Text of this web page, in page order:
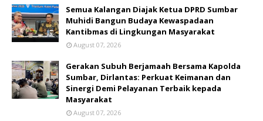
Semua Kalangan Diajak Ketua DPRD Sumbar
Muhidi Bangun Budaya Kewaspadaan
Kantibmas di Lingkungan Masyarakat
August 07, 2026
Gerakan Subuh Berjamaah Bersama Kapolda
Sumbar, Dirlantas: Perkuat Keimanan dan
Sinergi Demi Pelayanan Terbaik kepada
Masyarakat
August 07, 2026